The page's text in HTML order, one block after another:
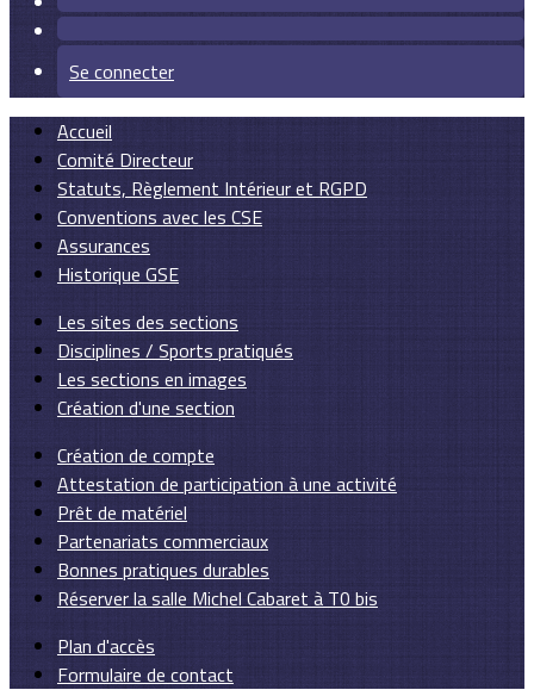
Se connecter
Accueil
Comité Directeur
Statuts, Règlement Intérieur et RGPD
Conventions avec les CSE
Assurances
Historique GSE
Les sites des sections
Disciplines / Sports pratiqués
Les sections en images
Création d'une section
Création de compte
Attestation de participation à une activité
Prêt de matériel
Partenariats commerciaux
Bonnes pratiques durables
Réserver la salle Michel Cabaret à T0 bis
Plan d'accès
Formulaire de contact